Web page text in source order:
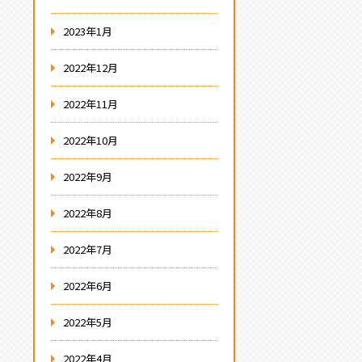
2023年1月
2022年12月
2022年11月
2022年10月
2022年9月
2022年8月
2022年7月
2022年6月
2022年5月
2022年4月